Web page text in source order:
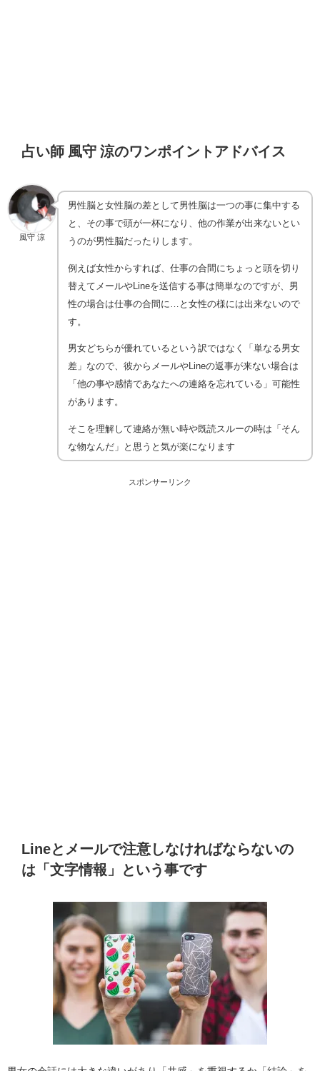
占い師 風守 涼のワンポイントアドバイス
風守 涼
男性脳と女性脳の差として男性脳は一つの事に集中する
と、その事で頭が一杯になり、他の作業が出来ないとい
うのが男性脳だったりします。
例えば女性からすれば、仕事の合間にちょっと頭を切り
替えてメールやLineを送信する事は簡単なのですが、男
性の場合は仕事の合間に…と女性の様には出来ないので
す。
男女どちらが優れているという訳ではなく「単なる男女
差」なので、彼からメールやLineの返事が来ない場合は
「他の事や感情であなたへの連絡を忘れている」可能性
があります。
そこを理解して連絡が無い時や既読スルーの時は「そん
な物なんだ」と思うと気が楽になります
スポンサーリンク
Lineとメールで注意しなければならないの
は「文字情報」という事です